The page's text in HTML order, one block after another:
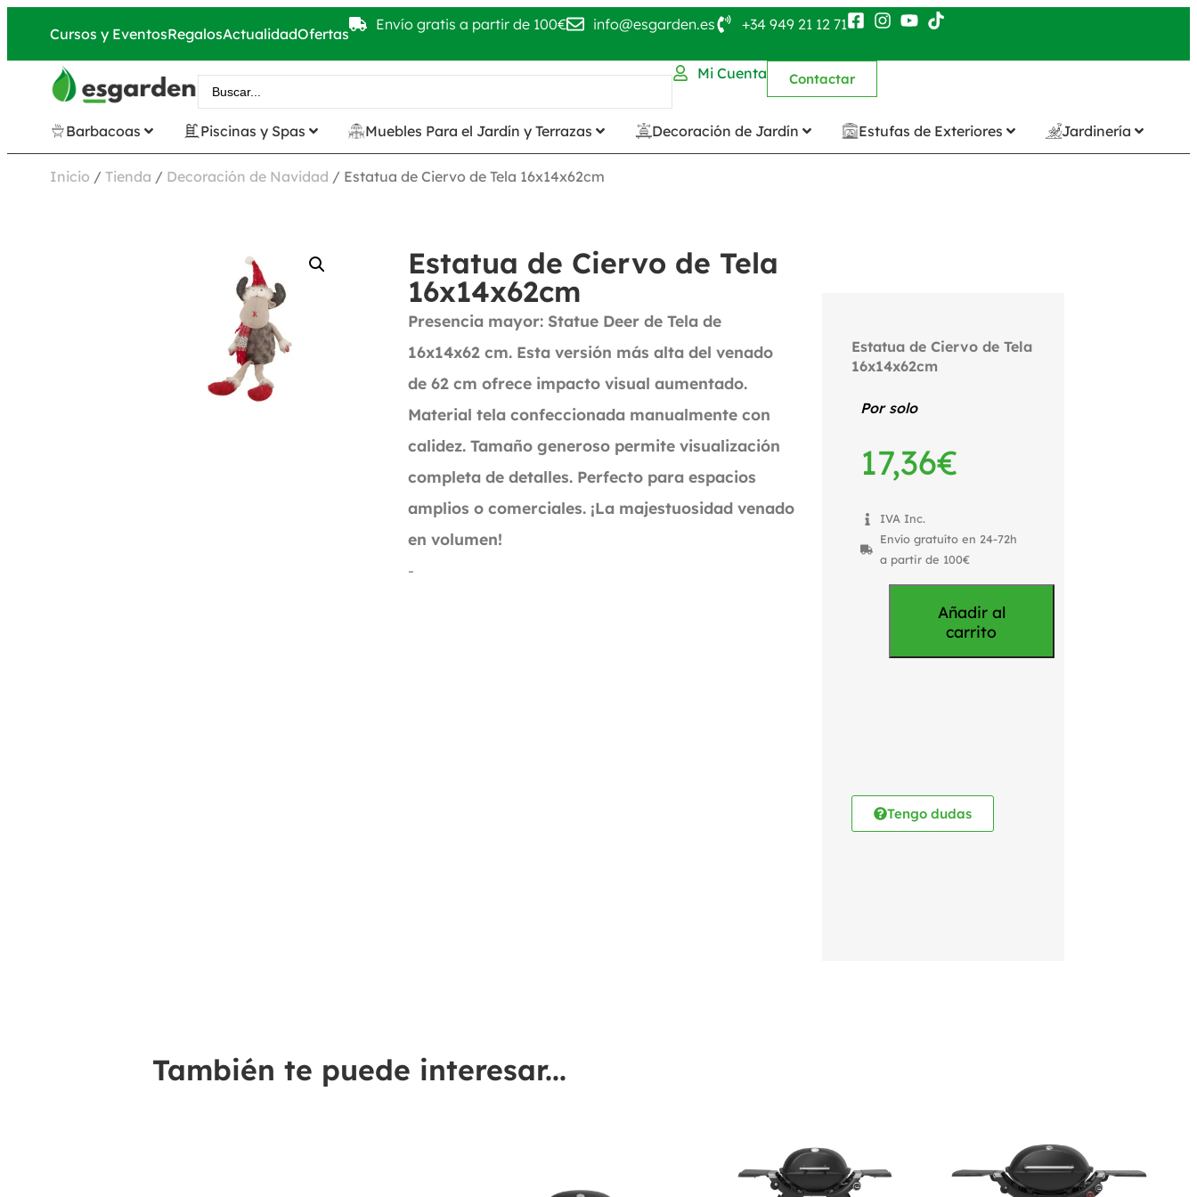
Cursos y EventosRegalosActualidadOfertas
Envío gratis a partir de 100€ info@esgarden.es +34 949 21 12 71
Mi Cuenta Contactar
Barbacoas Piscinas y Spas Muebles Para el Jardín y Terrazas Decoración de Jardín Estufas de Exteriores Jardinería
Inicio / Tienda / Decoración de Navidad / Estatua de Ciervo de Tela 16x14x62cm
Estatua de Ciervo de Tela
16x14x62cm
Presencia mayor: Statue Deer de Tela de
16x14x62 cm. Esta versión más alta del venado
de 62 cm ofrece impacto visual aumentado.
Material tela confeccionada manualmente con
calidez. Tamaño generoso permite visualización
completa de detalles. Perfecto para espacios
amplios o comerciales. ¡La majestuosidad venado
en volumen!
-
Estatua de Ciervo de Tela
16x14x62cm
Por solo
17,36€
IVA Inc.
Envío gratuíto en 24-72h
a partir de 100€
Añadir al
carrito
Tengo dudas
También te puede interesar...